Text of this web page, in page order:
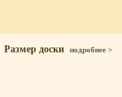
Размер доски подробнее >